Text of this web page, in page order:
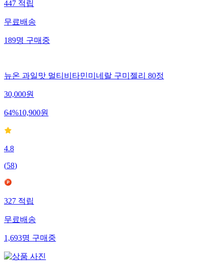
447적립
무료배송
189명구매중
뉴온 과일맛 멀티비타민미네랄 구미젤리 80정
30,000원
64%10,900원
4.8
(58)
327적립
무료배송
1,693명구매중